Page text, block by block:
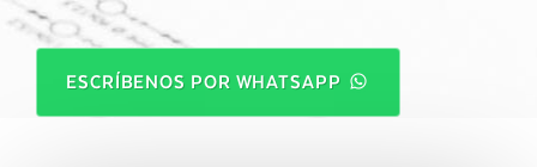
ESCRÍBENOS POR WHATSAPP